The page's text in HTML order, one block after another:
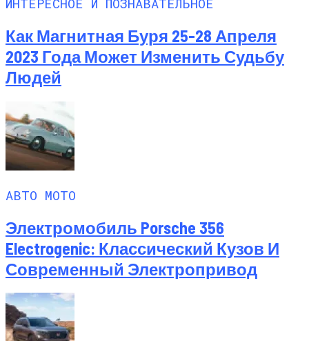
Как Магнитная Буря 25-28 Апреля
2023 Года Может Изменить Судьбу
Людей
АВТО МОТО
Электромобиль Porsche 356
Electrogenic: Классический Кузов И
Современный Электропривод